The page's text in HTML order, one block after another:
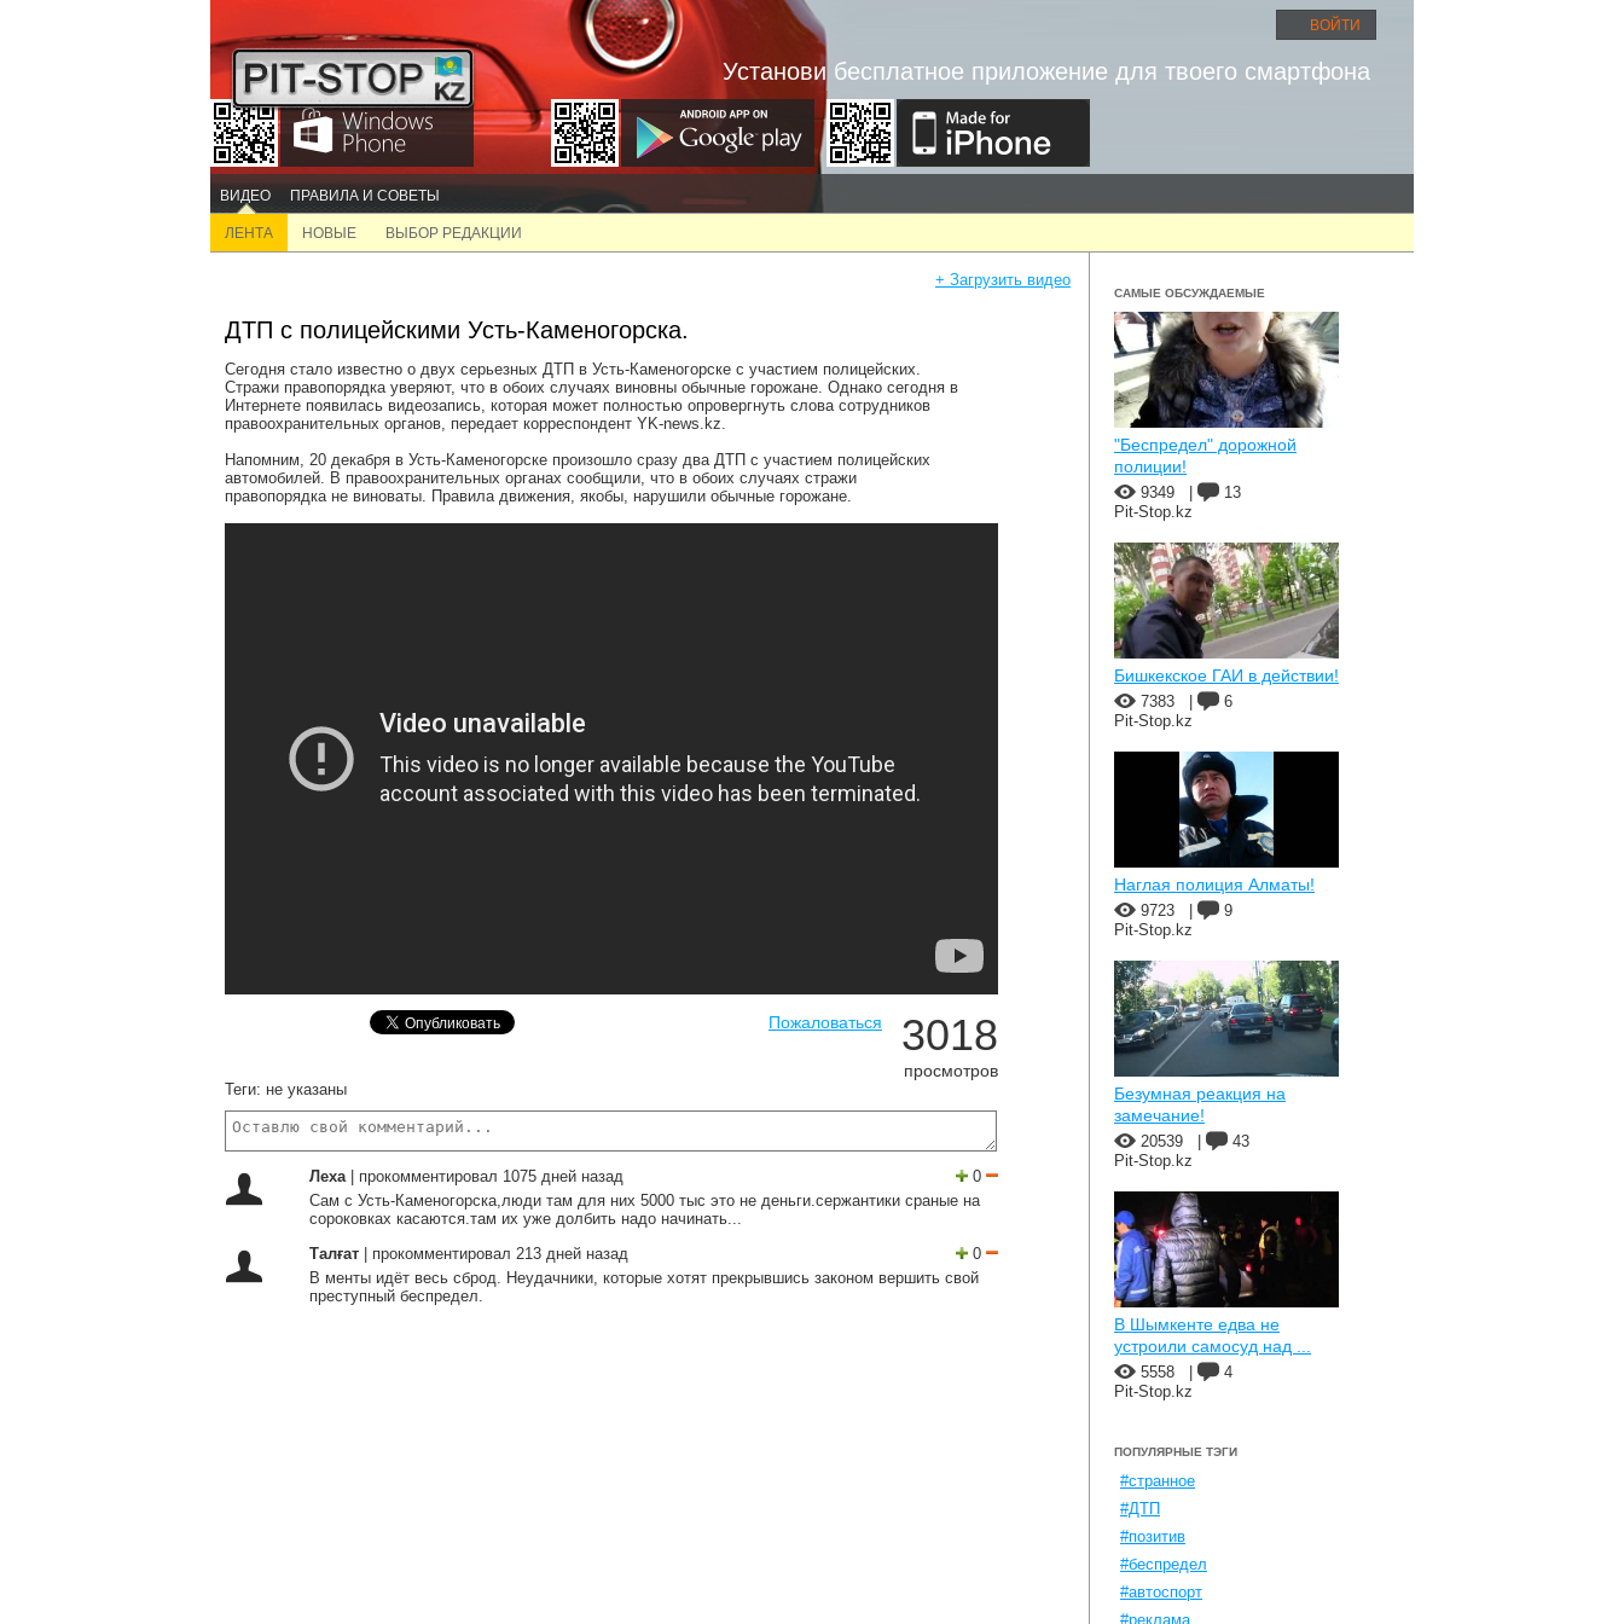
ВОЙТИ
Установи бесплатное приложение для твоего смартфона
ВИДЕО ПРАВИЛА И СОВЕТЫ
ЛЕНТА НОВЫЕ ВЫБОР РЕДАКЦИИ
+ Загрузить видео
ДТП с полицейскими Усть-Каменогорска.
Сегодня стало известно о двух серьезных ДТП в Усть-Каменогорске с участием полицейских.
Стражи правопорядка уверяют, что в обоих случаях виновны обычные горожане. Однако сегодня в
Интернете появилась видеозапись, которая может полностью опровергнуть слова сотрудников
правоохранительных органов, передает корреспондент YK-news.kz.
Напомним, 20 декабря в Усть-Каменогорске произошло сразу два ДТП с участием полицейских
автомобилей. В правоохранительных органах сообщили, что в обоих случаях стражи
правопорядка не виноваты. Правила движения, якобы, нарушили обычные горожане.
Пожаловаться 3018
просмотров
Теги: не указаны
0
Леха| прокомментировал 1075 дней назад
Сам с Усть-Каменогорска,люди там для них 5000 тыс это не деньги.сержантики сраные на
сороковках касаются.там их уже долбить надо начинать...
0
Талғат
прокомментировал 213 дней назад
В менты идёт весь сброд. Неудачники, которые хотят прекрывшись законом вершить свой
преступный беспредел.
САМЫЕ ОБСУЖДАЕМЫЕ
"Беспредел" дорожной
полиции!
9349
13
Pit-Stop.kz
Бишкекское ГАИ в действии!
7383
6
Pit-Stop.kz
Наглая полиция Алматы!
9723
9
Pit-Stop.kz
Безумная реакция на
замечание!
20539
43
Pit-Stop.kz
В Шымкенте едва не
устроили самосуд над ...
5558
4
Pit-Stop.kz
ПОПУЛЯРНЫЕ ТЭГИ
#странное
#ДТП
#позитив
#беспредел
#автоспорт
#реклама